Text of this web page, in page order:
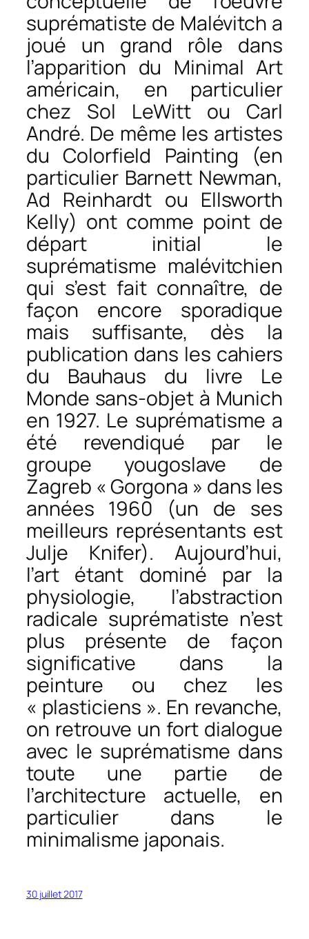
suprématiste de Malévitch a
joué un grand rôle dans
l’apparition du Minimal Art
américain, en particulier
chez Sol LeWitt ou Carl
André. De même les artistes
du Colorfield Painting (en
particulier Barnett Newman,
Ad Reinhardt ou Ellsworth
Kelly) ont comme point de
départ initial le
suprématisme malévitchien
qui s’est fait connaître, de
façon encore sporadique
mais suffisante, dès la
publication dans les cahiers
du Bauhaus du livre Le
Monde sans-objet à Munich
en 1927. Le suprématisme a
été revendiqué par le
groupe yougoslave de
Zagreb « Gorgona » dans les
années 1960 (un de ses
meilleurs représentants est
Julje Knifer). Aujourd’hui,
l’art étant dominé par la
physiologie, l’abstraction
radicale suprématiste n’est
plus présente de façon
significative dans la
peinture ou chez les
« plasticiens ». En revanche,
on retrouve un fort dialogue
avec le suprématisme dans
toute une partie de
l’architecture actuelle, en
particulier dans le
minimalisme japonais.
30 juillet 2017